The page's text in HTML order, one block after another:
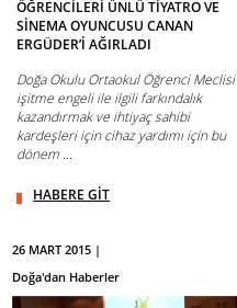
ÖĞRENCİLERİ ÜNLÜ TİYATRO VE
SİNEMA OYUNCUSU CANAN
ERGÜDER’İ AĞIRLADI
Doğa Okulu Ortaokul Öğrenci Meclisi
işitme engeli ile ilgili farkındalık
kazandırmak ve ihtiyaç sahibi
kardeşleri için cihaz yardımı için bu
dönem ...
HABERE GİT
26 MART 2015 |
Doğa'dan Haberler